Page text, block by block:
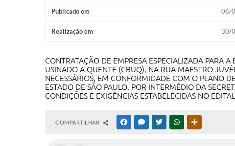
Publicado em 06/
Realização em 30/
CONTRATAÇÃO DE EMPRESA ESPECIALIZADA PARA
USINADO A QUENTE (CBUQ), NA RUA MAESTRO
NECESSÁRIOS, EM CONFORMIDADE COM O PLANO
ESTADO DE SÃO PAULO, POR INTERMÉDIO DA
CONDIÇÕES E EXIGÊNCIAS ESTABELECIDAS NO
COMPARTILHAR FACEBOOKMESSENGER
TWITTERWHATSAPP